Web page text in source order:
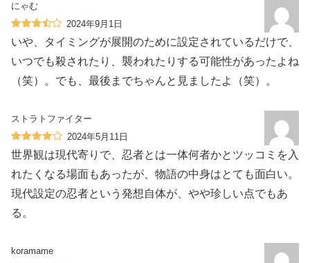
にゃむ
2024年9月1日
いや、タイミングが展開のために設定されているだけで、
いつでも殺されたり、襲われたりする可能性があったよね
（笑）。でも、最後までちゃんと見ましたよ（笑）。
ストラトファイター
2024年5月11日
世界観は現代寄りで、忍者とは一体何者かとツッコミを入
れたくなる場面もあったが、物語の中身はとても面白い。
現代設定の忍者という発想自体が、やや珍しい点でもあ
る。
koramame